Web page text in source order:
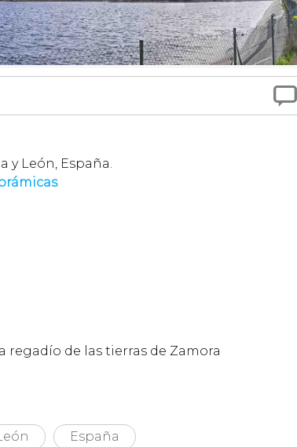

y León, España.
regadío de las tierras de Zamora
España